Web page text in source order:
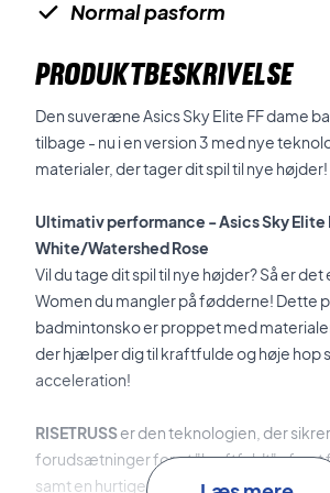
Normal pasform
PRODUKTBESKRIVELSE
Den suveræne Asics Sky Elite FF dame
tilbage - nu i en version 3 med nye
materialer, der tager dit spil til nye højder!
Ultimativ performance - Asics Sky Elite
White/Watershed Rose
Vil du tage dit spil til nye højder? Så er det
Women du mangler på fødderne! Dette
badmintonsko er proppet med
der hjælper dig til kraftfulde og høje hop
acceleration!
RISETRUSSer den teknologien, der
forudsætninger for et "kraftfuldt" afsæt
samt en hurtigere acceleration.